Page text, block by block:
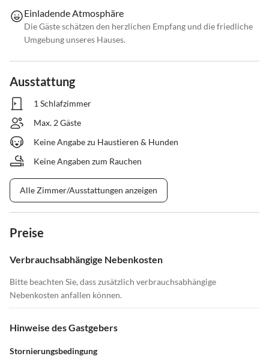
Einladende Atmosphäre
Die Gäste schätzen den herzlichen Empfang und die friedliche
Umgebung unseres Hauses.
Ausstattung
1 Schlafzimmer
Max. 2 Gäste
Keine Angabe zu Haustieren & Hunden
Keine Angaben zum Rauchen
Alle Zimmer/Ausstattungen anzeigen
Preise
Verbrauchsabhängige Nebenkosten
Bitte beachten Sie, dass zusätzlich verbrauchsabhängige
Nebenkosten anfallen können.
Hinweise des Gastgebers
Stornierungsbedingung